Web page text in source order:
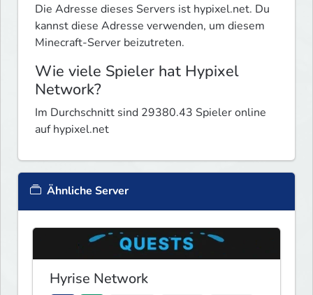
Die Adresse dieses Servers ist hypixel.net. Du
kannst diese Adresse verwenden, um diesem
Minecraft-Server beizutreten.
Wie viele Spieler hat Hypixel
Network?
Im Durchschnitt sind 29380.43 Spieler online
auf hypixel.net
Ähnliche Server
Hyrise Network